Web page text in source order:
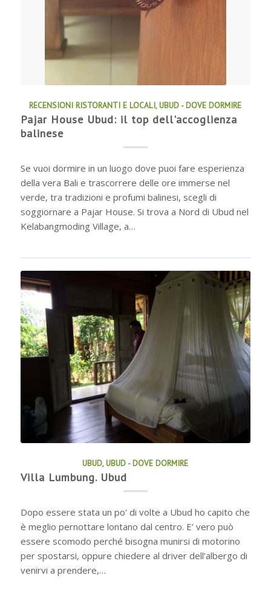
RECENSIONI RISTORANTI E LOCALI,UBUD - DOVE DORMIRE
Pajar House Ubud: il top dell'accoglienza
balinese
Se vuoi dormire in un luogo dove puoi fare esperienza
della vera Bali e trascorrere delle ore immerse nel
verde, tra tradizioni e profumi balinesi, scegli di
soggiornare a Pajar House. Si trova a Nord di Ubud nel
Kelabangmoding Village, a…
UBUD,UBUD - DOVE DORMIRE
Villa Lumbung. Ubud
Dopo essere stata un po' di volte a Ubud ho capito che
è meglio pernottare lontano dal centro. E’ vero può
essere scomodo perché bisogna munirsi di motorino
per spostarsi, oppure chiedere al driver dell’albergo di
venirvi a prendere,…